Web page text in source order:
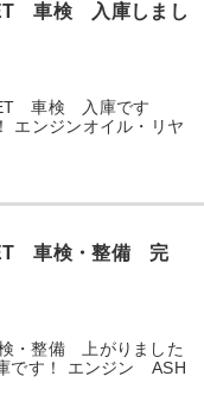
車検 入庫しまし
車検 入庫です
ンジンオイル・リヤ
車検・整備 完
・整備 上がりました
す！ エンジン ASH